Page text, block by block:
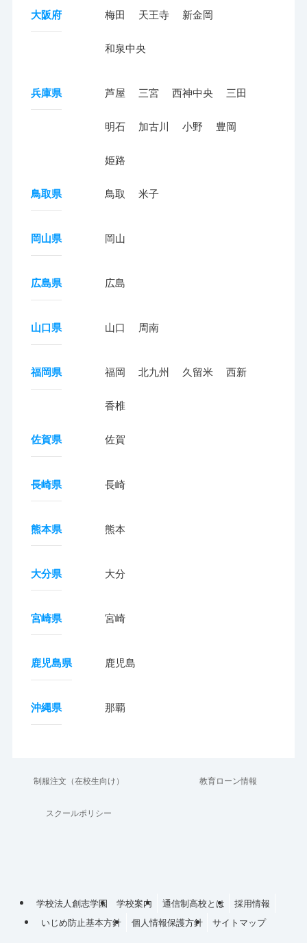
大阪府 梅田 天王寺 新金岡
和泉中央
兵庫県 芦屋 三宮 西神中央 三田
明石 加古川 小野 豊岡
姫路
鳥取県 鳥取 米子
岡山県 岡山
広島県 広島
山口県 山口 周南
福岡県 福岡 北九州 久留米 西新
香椎
佐賀県 佐賀
長崎県 長崎
熊本県 熊本
大分県 大分
宮崎県 宮崎
鹿児島県 鹿児島
沖縄県 那覇
制服注文（在校生向け） 教育ローン情報
スクールポリシー
学校法人創志学園 学校案内 通信制高校とは
採用情報
いじめ防止基本方針
個人情報保護方針 サイトマップ